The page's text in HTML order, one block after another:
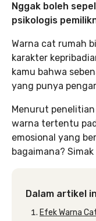
Nggak boleh
psikologis
Warna cat rumah
karakter
kamu bahwa
yang punya
Menurut
warna tertentu
emosional yang
bagaimana?
Dalam artikel
Efek Warna